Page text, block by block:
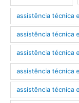
assistência técnica
assistência técnica
assistência técnica
assistência técnica
assistência técnica